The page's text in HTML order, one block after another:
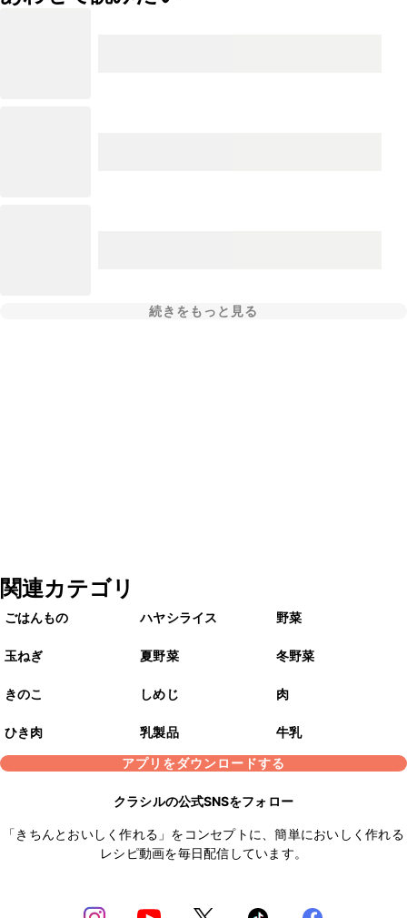
続きをもっと見る
関連カテゴリ
ごはんもの ハヤシライス 野菜
玉ねぎ 夏野菜 冬野菜
きのこ しめじ 肉
ひき肉 乳製品
牛乳
アプリをダウンロードする
クラシルの公式SNSをフォロー
「きちんとおいしく作れる」をコンセプトに、簡単においしく作れる
レシピ動画を毎日配信しています。